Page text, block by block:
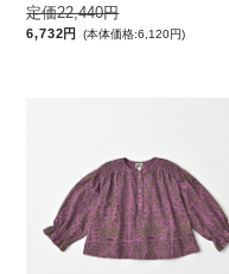
定価22,440円
6,732円 (本体価格:6,120円)